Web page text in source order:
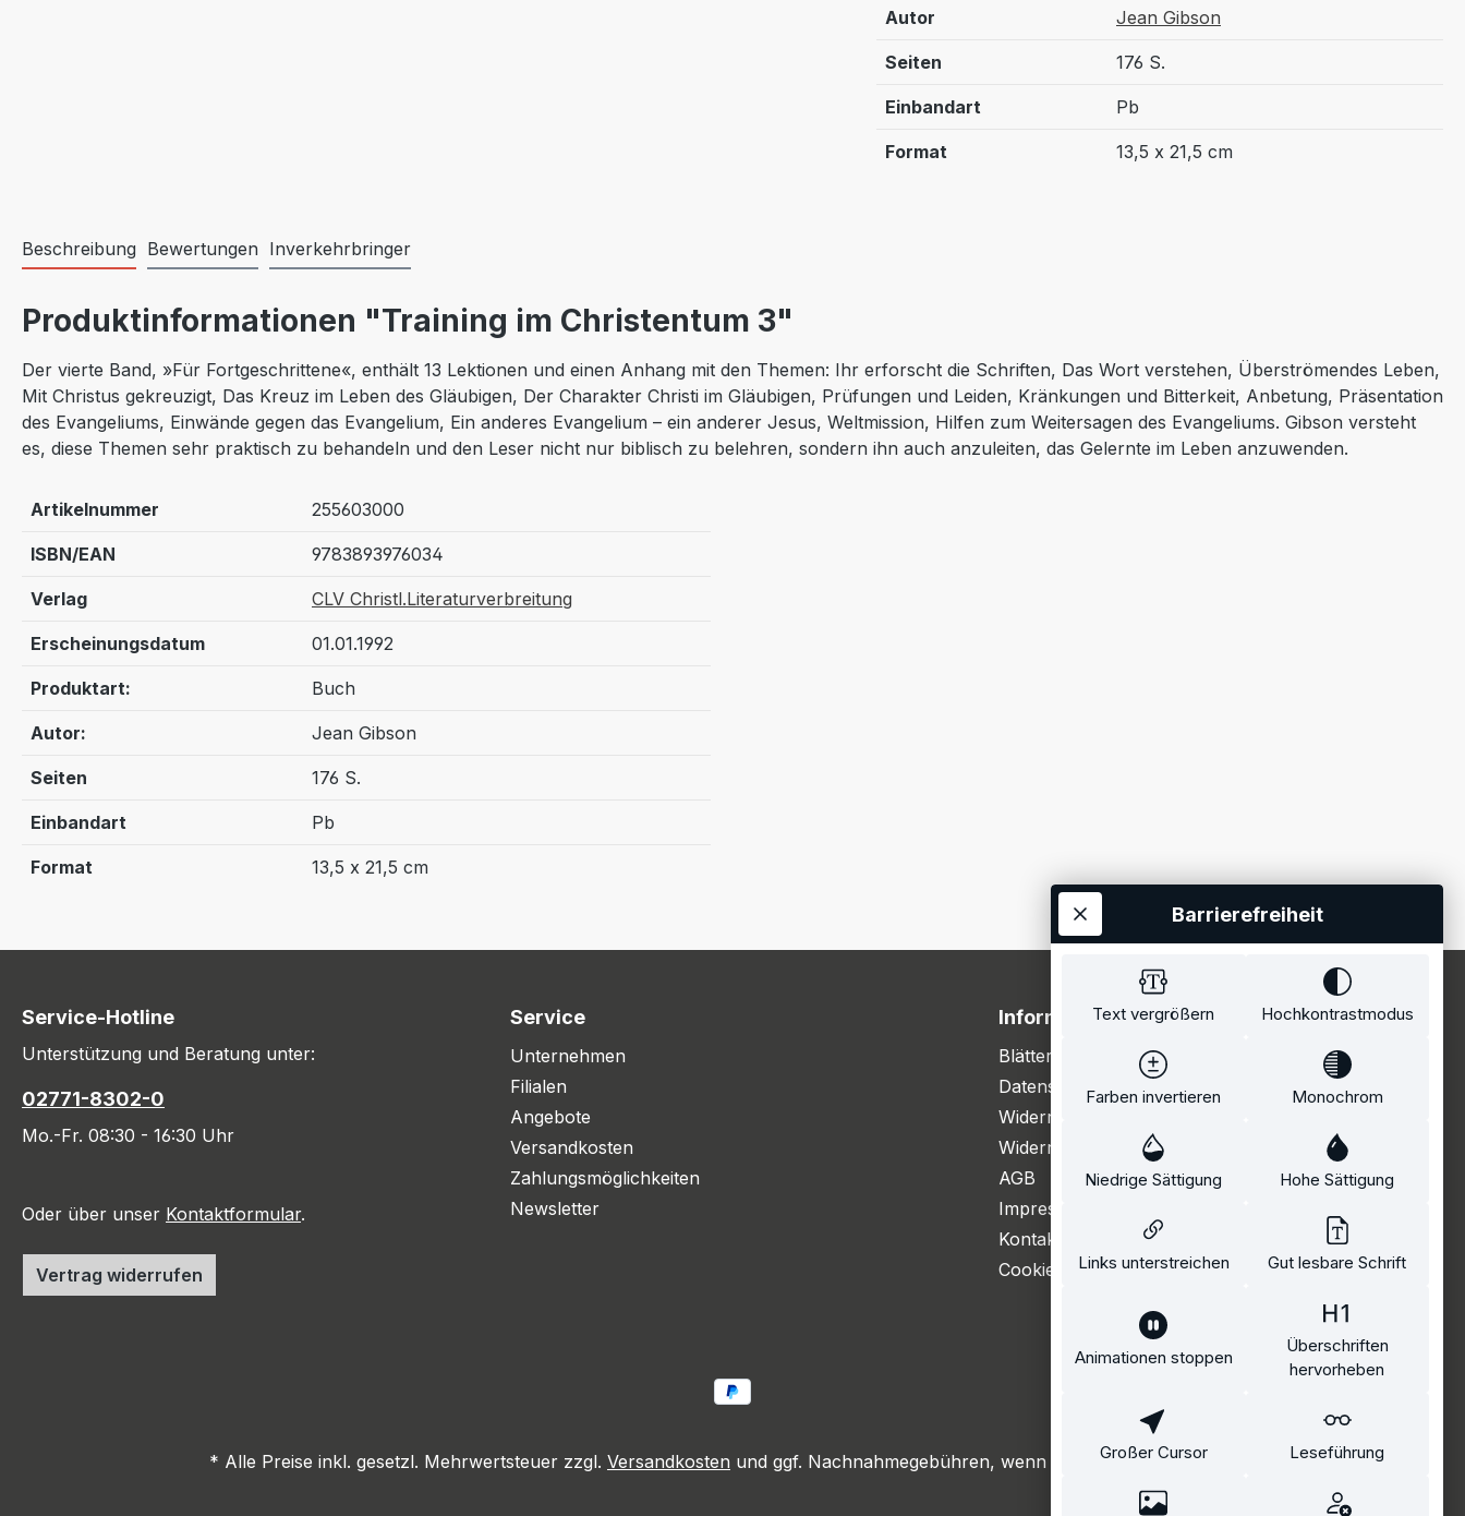
Autor Jean Gibson
Seiten 176 S.
Einbandart Pb
Format 13,5 x 21,5 cm
Beschreibung Bewertungen Inverkehrbringer
Produktinformationen "Training im Christentum 3"
Der vierte Band, »Für Fortgeschrittene«, enthält 13 Lektionen und einen Anhang mit den Themen: Ihr erforscht die Schriften, Das Wort verstehen, Überströmendes Leben,
Mit Christus gekreuzigt, Das Kreuz im Leben des Gläubigen, Der Charakter Christi im Gläubigen, Prüfungen und Leiden, Kränkungen und Bitterkeit, Anbetung, Präsentation
des Evangeliums, Einwände gegen das Evangelium, Ein anderes Evangelium – ein anderer Jesus, Weltmission, Hilfen zum Weitersagen des Evangeliums. Gibson versteht
es, diese Themen sehr praktisch zu behandeln und den Leser nicht nur biblisch zu belehren, sondern ihn auch anzuleiten, das Gelernte im Leben anzuwenden.
Artikelnummer 255603000
ISBN/EAN 9783893976034
Verlag CLV Christl.Literaturverbreitung
Erscheinungsdatum 01.01.1992
Produktart: Buch
Autor: Jean Gibson
Seiten 176 S.
Einbandart Pb
Format 13,5 x 21,5 cm
Service-Hotline
Unterstützung und Beratung unter:
02771-8302-0
Mo.-Fr. 08:30 - 16:30 Uhr
Oder über unser Kontaktformular.
Vertrag widerrufen
Service
Unternehmen
Filialen
Angebote
Versandkosten
Zahlungsmöglichkeiten
Newsletter
Information
Blätterkatalog
Datenschutzerklärung
Widerrufsbelehrung
Widerrufsformular
AGB
Impressum
Kontakt
Cookie Einstellungen
* Alle Preise inkl. gesetzl. Mehrwertsteuer zzgl. Versandkosten und ggf. Nachnahmegebühren, wenn nicht anders angegeben.
Text vergrößern Hochkontrastmodus
Farben invertieren Monochrom
Niedrige Sättigung Hohe Sättigung
Links unterstreichen Gut lesbare Schrift
Animationen stoppen
Überschriften
hervorheben
Großer Cursor Leseführung
Barrierefreiheit